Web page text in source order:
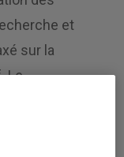
et
sur la
Le